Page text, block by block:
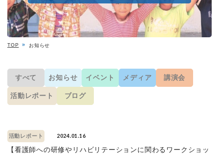
TOP お知らせ
すべて お知らせ イベント メディア 講演会
活動レポート ブログ
活動レポート 2024.01.16
【看護師への研修やリハビリテーションに関わるワークショッ